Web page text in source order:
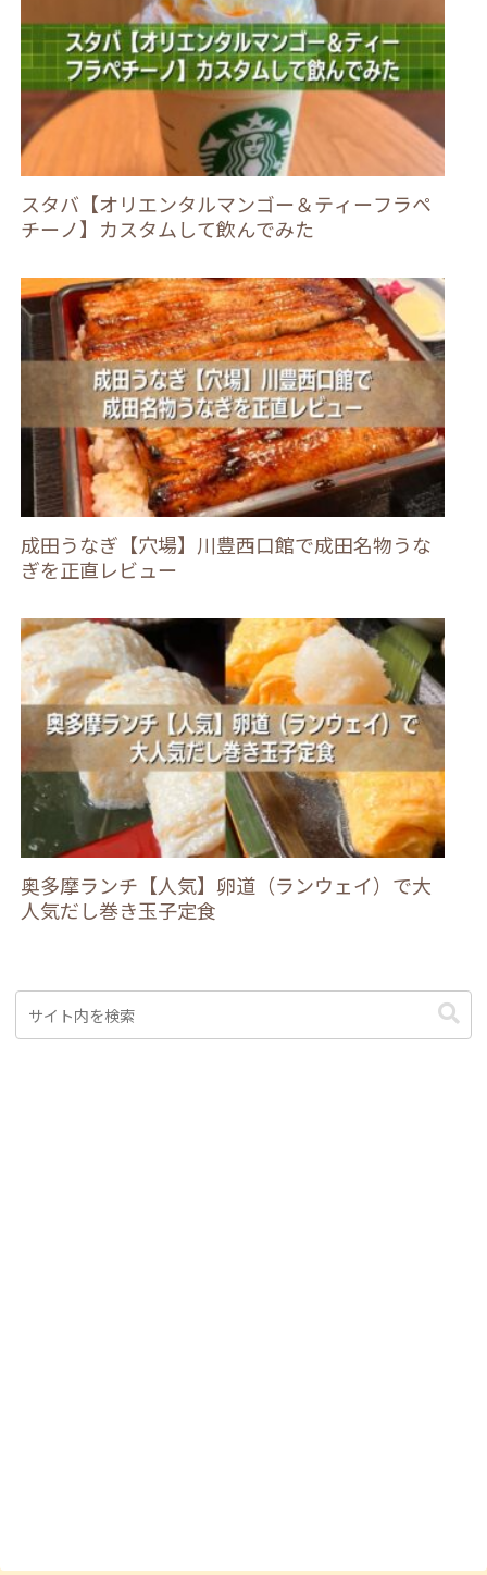
スタバ【オリエンタルマンゴー＆ティーフラペ
チーノ】カスタムして飲んでみた
成田うなぎ【穴場】川豊西口館で成田名物うな
ぎを正直レビュー
奥多摩ランチ【人気】卵道（ランウェイ）で大
人気だし巻き玉子定食